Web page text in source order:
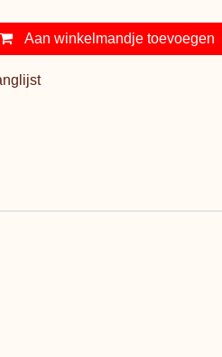
Aan winkelmandje toevoegen